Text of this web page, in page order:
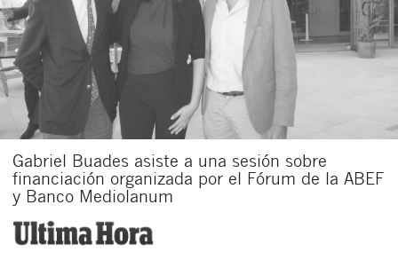
Gabriel Buades asiste a una sesión sobre
financiación organizada por el Fórum de la ABEF
y Banco Mediolanum